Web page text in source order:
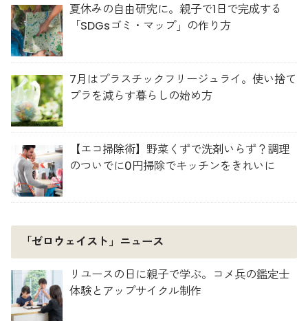
夏休みの自由研究に。親子で1日で完成する
「SDGsゴミ・マップ」の作り方
7月はプラスチックフリージュライ。使い捨て
プラを減らす暮らしの始め方
【エコ掃除術】野菜くずで洗剤いらず？調理
のついでに0円掃除でキッチンをきれいに
「ゼロウェイスト」ニュース
リユースの日に親子で学ぶ。コメ兵の鑑定士
体験とアップサイクル制作